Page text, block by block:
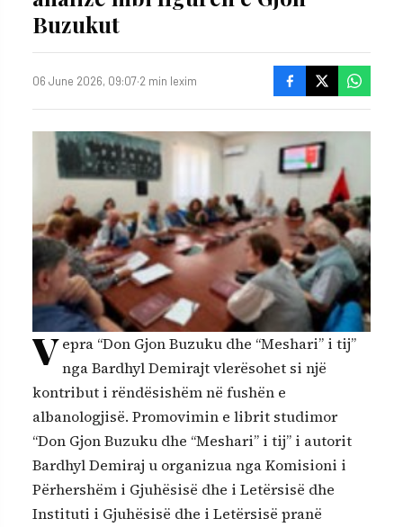
Buzukut
06 June 2026, 09:07·2 min lexim
V epra “Don Gjon Buzuku dhe “Meshari” i tij”
nga Bardhyl Demirajt vlerësohet si një
kontribut i rëndësishëm në fushën e
albanologjisë. Promovimin e librit studimor
“Don Gjon Buzuku dhe “Meshari” i tij” i autorit
Bardhyl Demiraj u organizua nga Komisioni i
Përhershëm i Gjuhësisë dhe i Letërsisë dhe
Instituti i Gjuhësisë dhe i Letërsisë pranë